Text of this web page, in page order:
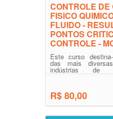
CONTROLE DE
FISICO
FLUIDO -
PONTOS
CONTROLE -
Este curso
das mais
indústrias de
principalmente aos
R$ 80,00